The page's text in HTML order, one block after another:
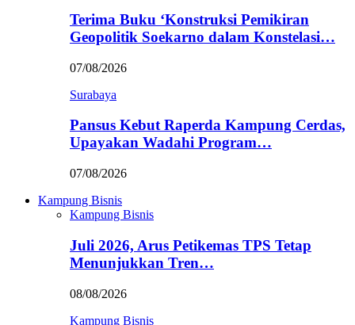
Terima Buku ‘Konstruksi Pemikiran
Geopolitik Soekarno dalam Konstelasi…
07/08/2026
Surabaya
Pansus Kebut Raperda Kampung Cerdas,
Upayakan Wadahi Program…
07/08/2026
Kampung Bisnis
Kampung Bisnis
Juli 2026, Arus Petikemas TPS Tetap
Menunjukkan Tren…
08/08/2026
Kampung Bisnis